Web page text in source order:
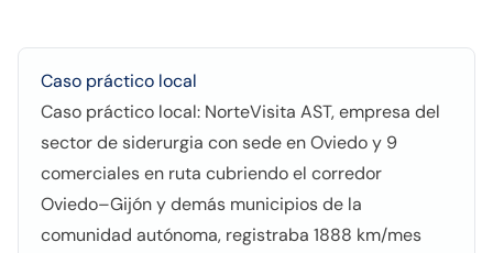
Caso práctico local
Caso práctico local: NorteVisita AST, empresa del
sector de siderurgia con sede en Oviedo y 9
comerciales en ruta cubriendo el corredor
Oviedo–Gijón y demás municipios de la
comunidad autónoma, registraba 1888 km/mes